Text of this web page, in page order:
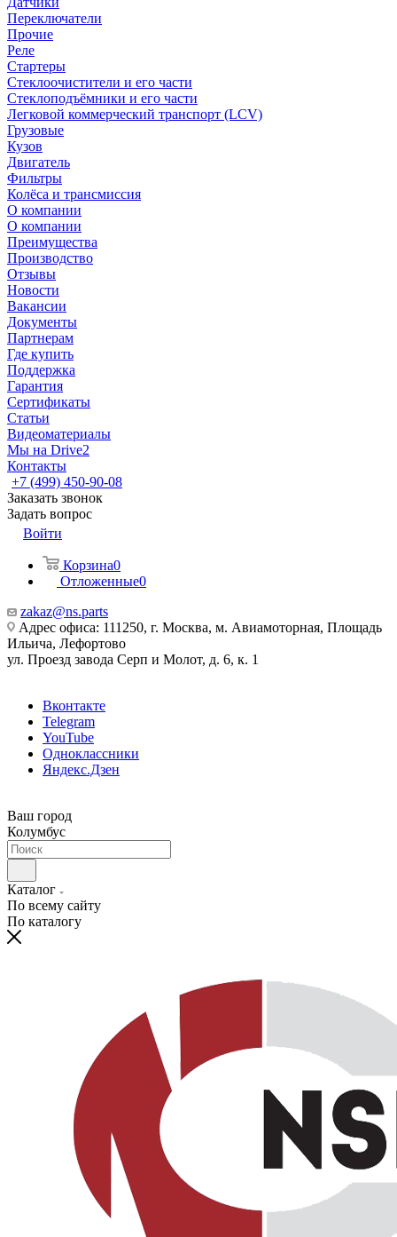
Переключатели
Прочие
Реле
Стартеры
Стеклоочистители и его части
Стеклоподъёмники и его части
Легковой коммерческий транспорт (LCV)
Грузовые
Кузов
Двигатель
Фильтры
Колёса и трансмиссия
О компании
О компании
Преимущества
Производство
Отзывы
Новости
Вакансии
Документы
Партнерам
Где купить
Поддержка
Гарантия
Сертификаты
Статьи
Видеоматериалы
Мы на Drive2
Контакты
+7 (499) 450-90-08
Заказать звонок
Задать вопрос
Войти
Корзина0
Отложенные0
zakaz@ns.parts
Адрес офиса: 111250, г. Москва, м. Авиамоторная, Площадь
Ильича, Лефортово
ул. Проезд завода Серп и Молот, д. 6, к. 1
Вконтакте
Telegram
YouTube
Одноклассники
Яндекс.Дзен
Ваш город
Колумбус
Каталог
По всему сайту
По каталогу